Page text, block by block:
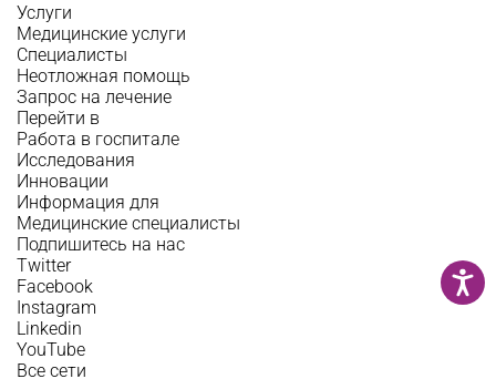
Услуги
Медицинские услуги
Специалисты
Неотложная помощь
Запрос на лечение
Перейти в
Работа в госпитале
Исследования
Инновации
Информация для
Медицинские специалисты
Подпишитесь на нас
Twitter
Facebook
Instagram
Linkedin
YouTube
Все сети